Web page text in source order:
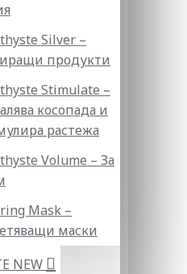
Silver –
продукти
Stimulate –
косопада и
растежа
Volume – За
Mask –
маски
NEW